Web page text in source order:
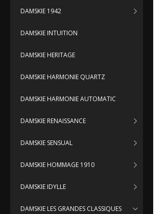
DAMSKIE 1942
DAMSKIE INTUITION
DAMSKIE HERITAGE
DAMSKIE HARMONIE QUARTZ
DAMSKIE HARMONIE AUTOMATIC
DAMSKIE RENAISSANCE
DAMSKIE SENSUAL
DAMSKIE HOMMAGE 1910
DAMSKIE IDYLLE
DAMSKIE LES GRANDES CLASSIQUES